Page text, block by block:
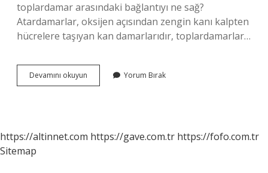
toplardamar arasındaki bağlantıyı ne sağ?
Atardamarlar, oksijen açısından zengin kanı kalpten
hücrelere taşıyan kan damarlarıdır, toplardamarlar…
Devamını okuyun Atardamar
Sağda
Yorum Bırak
https://altinnet.com https://gave.com.tr https://fofo.com.tr
Sitemap